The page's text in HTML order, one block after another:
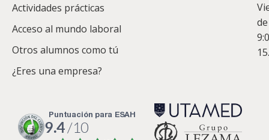
Actividades prácticas
Acceso al mundo laboral
Otros alumnos como tú
¿Eres una empresa?
de
puntuación para ESAH
9.4/10